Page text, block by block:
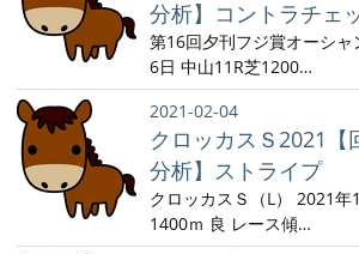
分析】コントラチェ
第16回夕刊フジ賞オーシャ
6日 中山11R芝1200…
2021-02-04
クロッカスＳ2021【
分析】ストライプ
クロッカスＳ（L） 2021
1400ｍ 良 レース傾…